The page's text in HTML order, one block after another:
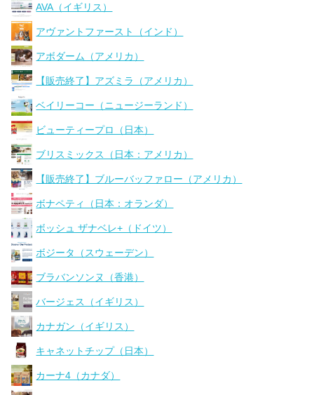
AVA（イギリス）
アヴァントファースト（インド）
アボダーム（アメリカ）
【販売終了】アズミラ（アメリカ）
ベイリーコー（ニュージーランド）
ビューティープロ（日本）
ブリスミックス（日本：アメリカ）
【販売終了】ブルーバッファロー（アメリカ）
ボナペティ（日本：オランダ）
ボッシュ ザナベレ+（ドイツ）
ボジータ（スウェーデン）
ブラバンソンヌ（香港）
バージェス（イギリス）
カナガン（イギリス）
キャネットチップ（日本）
カーナ4（カナダ）